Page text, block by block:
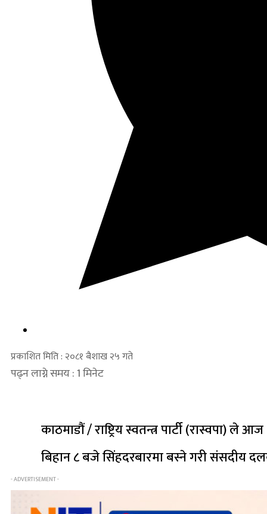
प्रकाशित मिति : २०८१ बैशाख २५ गते
पढ्न लाग्ने समय : 1 मिनेट
काठमाडौं / राष्ट्रिय स्वतन्त्र पार्टी
बिहान ८ बजे सिंहदरबारमा बस्ने गरी संसदीय
- ADVERTISEMENT -